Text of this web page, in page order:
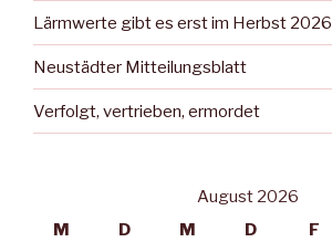
Lärmwerte gibt es erst im Herbst 2026
Neustädter Mitteilungsblatt
Verfolgt, vertrieben, ermordet
August 2026
M
D M D F